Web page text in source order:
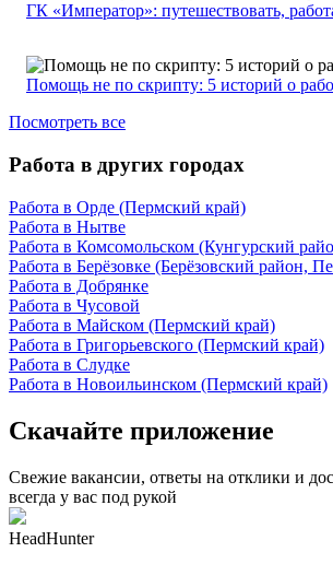
ГК «Император»: путешествовать,
Помощь не по скрипту: 5 историй о
Посмотреть все
Работа в других городах
Работа в Орде (Пермский край)
Работа в Нытве
Работа в Комсомольском (Кунгурский
Работа в Берёзовке (Берёзовский район,
Работа в Добрянке
Работа в Чусовой
Работа в Майском (Пермский край)
Работа в Григорьевского (Пермский край)
Работа в Слудке
Работа в Новоильинском (Пермский край)
Скачайте приложение
Свежие вакансии, ответы на отклики и
всегда у вас под рукой
HeadHunter